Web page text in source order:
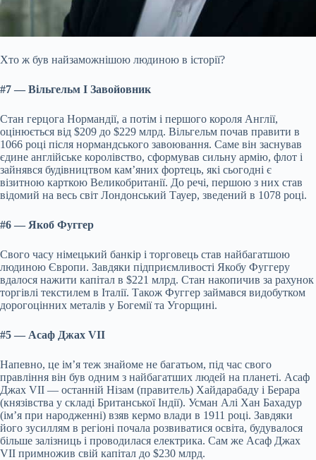
Хто ж був найзаможнішою людиною в історії?
#7 — Вільгельм I Завойовник
Стан герцога Нормандії, а потім і першого короля Англії,
оцінюється від $209 до $229 млрд. Вільгельм почав правити в
1066 році після нормандського завоювання. Саме він заснував
єдине англійське королівство, сформував сильну армію, флот і
зайнявся будівництвом кам’яних фортець, які сьогодні є
візитною карткою Великобританії. До речі, першою з них став
відомий на весь світ Лондонський Тауер, зведений в 1078 році.
#6 — Якоб Фуггер
Свого часу німецький банкір і торговець став найбагатшою
людиною Європи. Завдяки підприємливості Якобу Фуггеру
вдалося нажити капітал в $221 млрд. Стан накопичив за рахунок
торгівлі текстилем в Італії. Також Фуггер займався видобутком
дорогоцінних металів у Богемії та Угорщині.
#5 — Асаф Джах VII
Напевно, це ім’я теж знайоме не багатьом, під час свого
правління він був одним з найбагатших людей на планеті. Асаф
Джах VII — останній Нізам (правитель) Хайдарабаду і Берара
(князівства у складі Британської Індії). Усман Алі Хан Бахадур
(ім’я при народженні) взяв кермо влади в 1911 році. Завдяки
його зусиллям в регіоні почала розвиватися освіта, будувалося
більше залізниць і проводилася електрика. Сам же Асаф Джах
VII примножив свій капітал до $230 млрд.